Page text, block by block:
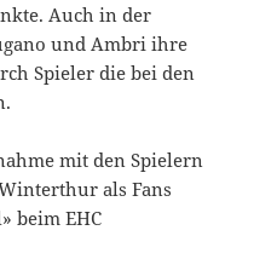
Auch in der
und Ambri ihre
Spieler die bei den
mit den Spielern
als Fans
beim EHC